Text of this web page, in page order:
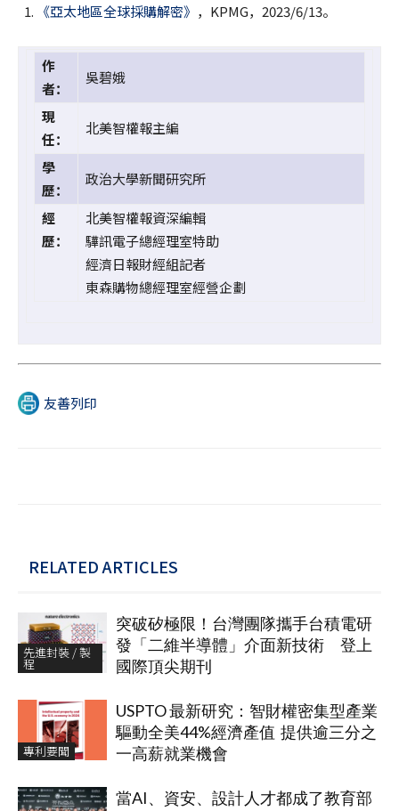
《亞太地區全球採購解密》 ，KPMG，2023/6/13。
作
者：
吳碧娥
現
任：
北美智權報主編
學
歷：
政治大學新聞研究所
經
歷：
北美智權報資深編輯
驊訊電子總經理室特助
經濟日報財經組記者
東森購物總經理室經營企劃
友善列印
RELATED ARTICLES
先進封裝 / 製
程
突破矽極限！台灣團隊攜手台積電研
發「二維半導體」介面新技術 登上
國際頂尖期刊
專利要聞
USPTO 最新研究：智財權密集型產業
驅動全美44%經濟產值 提供逾三分之
一高薪就業機會
當AI、資安、設計人才都成了教育部